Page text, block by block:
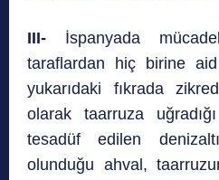
III- İspanyada
taraflardan hiç birine
yukarıdaki fıkrada
olarak taarruza
tesadüf edilen
olunduğu ahval,